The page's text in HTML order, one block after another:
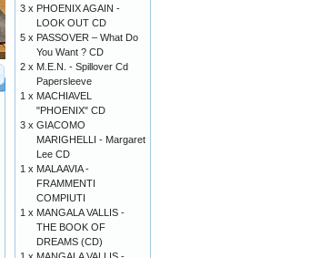
3 x PHOENIX AGAIN -
LOOK OUT CD
5 x PASSOVER – What Do
You Want ? CD
2 x M.E.N. - Spillover Cd
Papersleeve
1 x MACHIAVEL
"PHOENIX" CD
3 x GIACOMO
MARIGHELLI - Margaret
Lee CD
1 x MALAAVIA -
FRAMMENTI
COMPIUTI
1 x MANGALA VALLIS -
THE BOOK OF
DREAMS (CD)